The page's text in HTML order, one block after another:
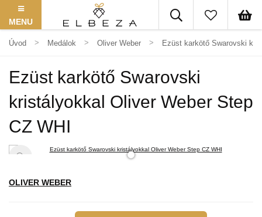
MENU
Úvod Medálok Oliver Weber Ezüst karkötő Swarovski
Ezüst karkötő Swarovski
kristályokkal Oliver Weber Step
CZ WHI
OLIVER WEBER